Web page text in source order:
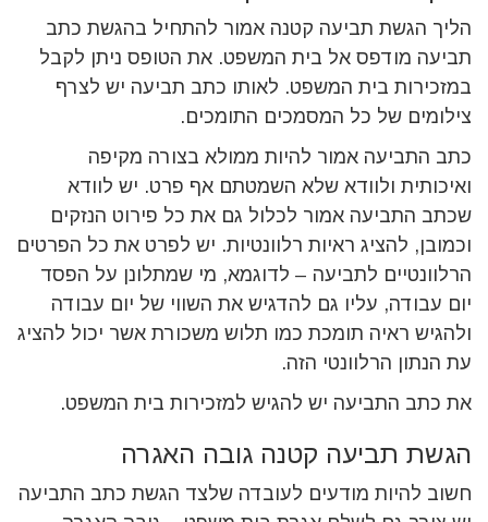
הליך הגשת תביעה קטנה אמור להתחיל בהגשת כתב
תביעה מודפס אל בית המשפט. את הטופס ניתן לקבל
במזכירות בית המשפט. לאותו כתב תביעה יש לצרף
צילומים של כל המסמכים התומכים.
כתב התביעה אמור להיות ממולא בצורה מקיפה
ואיכותית ולוודא שלא השמטתם אף פרט. יש לוודא
שכתב התביעה אמור לכלול גם את כל פירוט הנזקים
וכמובן, להציג ראיות רלוונטיות. יש לפרט את כל הפרטים
הרלוונטיים לתביעה – לדוגמא, מי שמתלונן על הפסד
יום עבודה, עליו גם להדגיש את השווי של יום עבודה
ולהגיש ראיה תומכת כמו תלוש משכורת אשר יכול להציג
עת הנתון הרלוונטי הזה.
את כתב התביעה יש להגיש למזכירות בית המשפט.
הגשת תביעה קטנה גובה האגרה
חשוב להיות מודעים לעובדה שלצד הגשת כתב התביעה